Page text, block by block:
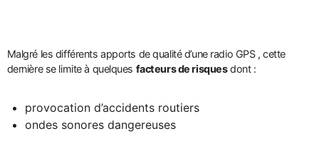
Malgré les différents apports de qualité d’une radio GPS , cette
dernière se limite à quelques facteurs de risquesdont :
provocation d’accidents routiers
ondes sonores dangereuses